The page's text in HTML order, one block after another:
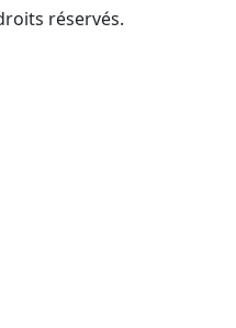
réservés.